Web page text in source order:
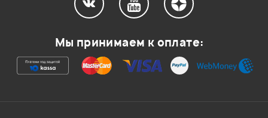
Ваша оценка:
Мы принимаем к оплате: